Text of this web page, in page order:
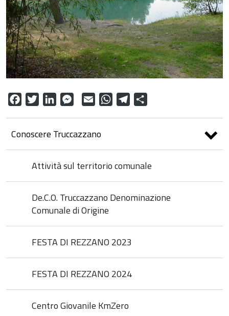
FacebookTwitterLinkedInMessenger
Email WhatsAppTelegram
Conoscere Truccazzano
Attività sul territorio comunale
De.C.O. Truccazzano Denominazione
Comunale di Origine
FESTA DI REZZANO 2023
FESTA DI REZZANO 2024
Centro Giovanile KmZero